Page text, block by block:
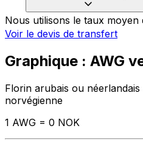
Nous utilisons le taux moyen
Voir le devis de transfert
Graphique : AWG
Florin arubais ou
norvégienne
1 AWG = 0 NOK